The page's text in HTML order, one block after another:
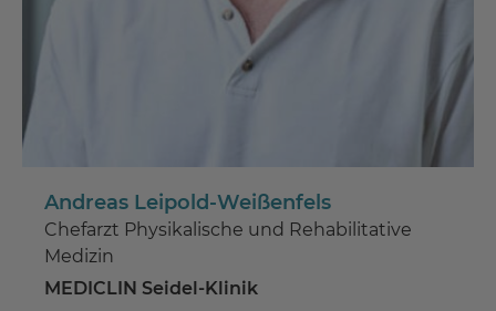
Andreas Leipold-Weißenfels
Chefarzt Physikalische und Rehabilitative
Medizin
MEDICLIN Seidel-Klinik